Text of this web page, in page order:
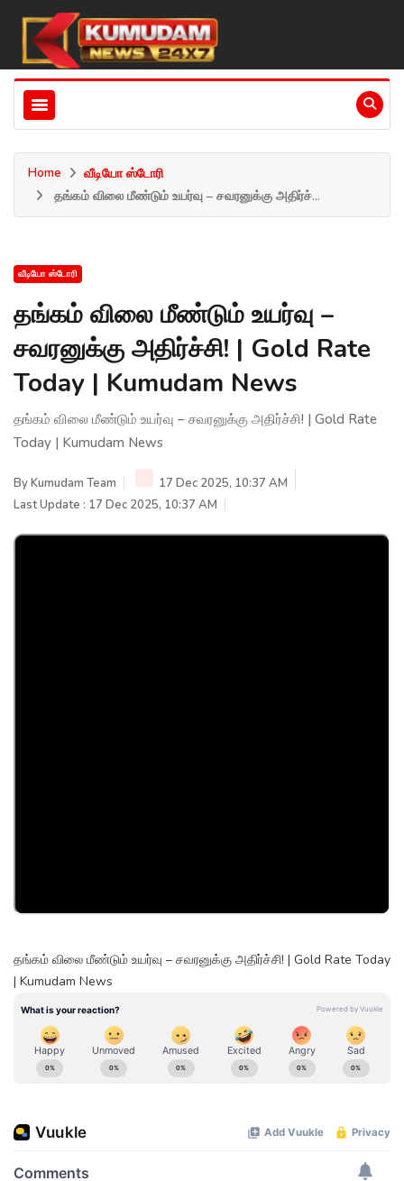
Home
வீடியோ ஸ்டோரி
தங்கம் விலை மீண்டும் உயர்வு – சவரனுக்கு அதிர்ச்...
வீடியோ ஸ்டோரி
தங்கம் விலை மீண்டும் உயர்வு –
சவரனுக்கு அதிர்ச்சி! | Gold Rate
Today | Kumudam News
தங்கம் விலை மீண்டும் உயர்வு – சவரனுக்கு அதிர்ச்சி! | Gold Rate
Today | Kumudam News
ByKumudam Team
17 Dec 2025, 10:37 AM
Last Update : 17 Dec 2025, 10:37 AM
தங்கம் விலை மீண்டும் உயர்வு – சவரனுக்கு அதிர்ச்சி! | Gold Rate Today
| Kumudam News